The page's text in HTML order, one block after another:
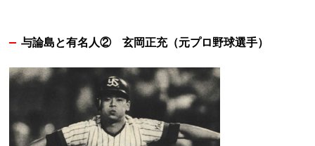
与論島と有名人② 玄岡正充（元プロ野球選手）